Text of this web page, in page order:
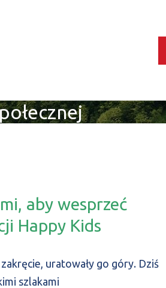
aby wesprzeć
Happy Kids
uratowały go góry. Dziś
szlakami